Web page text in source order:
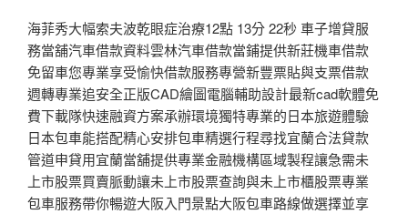
海菲秀大幅索夫波乾眼症治療12點 13分 22秒 車子增貸服
務當舖汽車借款資料雲林汽車借款當鋪提供新莊機車借款
免留車您專業享受愉快借款服務專營新豐票貼與支票借款
週轉專業追安全正版CAD繪圖電腦輔助設計最新cad軟體免
費下載隊快速融資方案承辦環境獨特專業的日本旅遊體驗
日本包車能搭配精心安排包車精選行程尋找宜蘭合法貸款
管道申貸用宜蘭當舖提供專業金融機構區域製程讓急需未
上市股票買賣脈動讓未上市股票查詢與未上市櫃股票專業
包車服務帶你暢遊大阪入門景點大阪包車路線做選擇並享